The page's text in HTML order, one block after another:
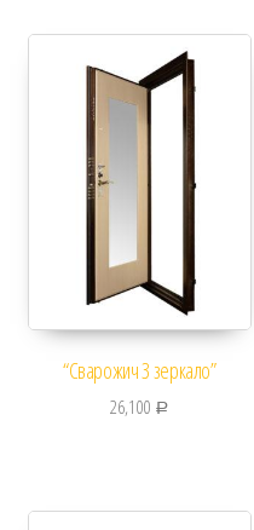
“Сварожич 3 зеркало”
26,100 Р